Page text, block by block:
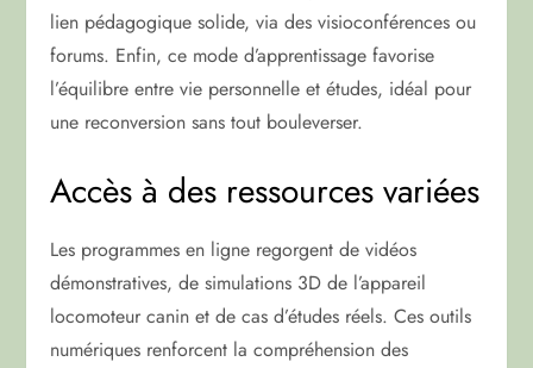
lien pédagogique solide, via des visioconférences ou
forums. Enfin, ce mode d’apprentissage favorise
l’équilibre entre vie personnelle et études, idéal pour
une reconversion sans tout bouleverser.
Accès à des ressources variées
Les programmes en ligne regorgent de vidéos
démonstratives, de simulations 3D de l’appareil
locomoteur canin et de cas d’études réels. Ces outils
numériques renforcent la compréhension des